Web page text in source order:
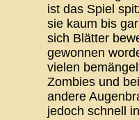
ist das Spiel
sie kaum bis
sich Blätter
gewonnen
vielen
Zombies und
andere
jedoch schnell